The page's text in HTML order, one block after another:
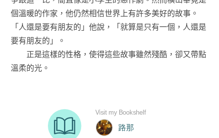
個溫暖的作家，他仍然相信世界上有許多美好的故事。
「人還是要有朋友的」他說，「就算是只有一個，人還是
要有朋友的」。
正是這樣的性格，使得這些故事雖然殘酷，卻又帶點
溫柔的光。